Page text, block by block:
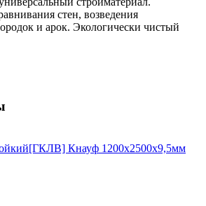
стен, возведения
и арок. Экологически чистый
Кнауф 1200х2500х9,5мм